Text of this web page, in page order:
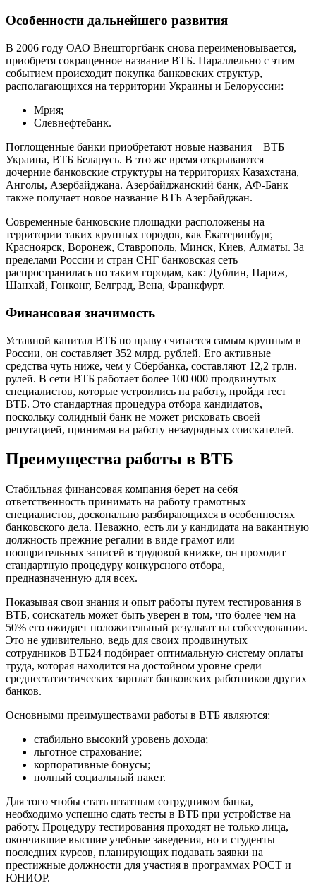
Особенности дальнейшего развития
В 2006 году ОАО Внешторгбанк снова переименовывается,
приобретя сокращенное название ВТБ. Параллельно с этим
событием происходит покупка банковских структур,
располагающихся на территории Украины и Белоруссии:
Мрия;
Слевнефтебанк.
Поглощенные банки приобретают новые названия – ВТБ
Украина, ВТБ Беларусь. В это же время открываются
дочерние банковские структуры на территориях Казахстана,
Анголы, Азербайджана. Азербайджанский банк, АФ-Банк
также получает новое название ВТБ Азербайджан.
Современные банковские площадки расположены на
территории таких крупных городов, как Екатеринбург,
Красноярск, Воронеж, Ставрополь, Минск, Киев, Алматы. За
пределами России и стран СНГ банковская сеть
распространилась по таким городам, как: Дублин, Париж,
Шанхай, Гонконг, Белград, Вена, Франкфурт.
Финансовая значимость
Уставной капитал ВТБ по праву считается самым крупным в
России, он составляет 352 млрд. рублей. Его активные
средства чуть ниже, чем у Сбербанка, составляют 12,2 трлн.
рулей. В сети ВТБ работает более 100 000 продвинутых
специалистов, которые устроились на работу, пройдя тест
ВТБ. Это стандартная процедура отбора кандидатов,
поскольку солидный банк не может рисковать своей
репутацией, принимая на работу незаурядных соискателей.
Преимущества работы в ВТБ
Стабильная финансовая компания берет на себя
ответственность принимать на работу грамотных
специалистов, досконально разбирающихся в особенностях
банковского дела. Неважно, есть ли у кандидата на вакантную
должность прежние регалии в виде грамот или
поощрительных записей в трудовой книжке, он проходит
стандартную процедуру конкурсного отбора,
предназначенную для всех.
Показывая свои знания и опыт работы путем тестирования в
ВТБ, соискатель может быть уверен в том, что более чем на
50% его ожидает положительный результат на собеседовании.
Это не удивительно, ведь для своих продвинутых
сотрудников ВТБ24 подбирает оптимальную систему оплаты
труда, которая находится на достойном уровне среди
среднестатистических зарплат банковских работников других
банков.
Основными преимуществами работы в ВТБ являются:
стабильно высокий уровень дохода;
льготное страхование;
корпоративные бонусы;
полный социальный пакет.
Для того чтобы стать штатным сотрудником банка,
необходимо успешно сдать тесты в ВТБ при устройстве на
работу. Процедуру тестирования проходят не только лица,
окончившие высшие учебные заведения, но и студенты
последних курсов, планирующих подавать заявки на
престижные должности для участия в программах РОСТ и
ЮНИОР.